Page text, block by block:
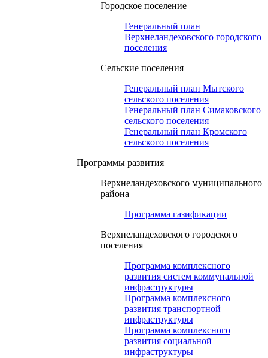
Городское поселение
Генеральный план
Верхнеландеховского городского
поселения
Сельские поселения
Генеральный план Мытского
сельского поселения
Генеральный план Симаковского
сельского поселения
Генеральный план Кромского
сельского поселения
Программы развития
Верхнеландеховского муниципального
района
Программа газификации
Верхнеландеховского городского
поселения
Программа комплексного
развития систем коммунальной
инфраструктуры
Программа комплексного
развития транспортной
инфраструктуры
Программа комплексного
развития социальной
инфраструктуры